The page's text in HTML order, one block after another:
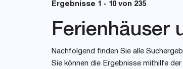
Ergebnisse 1 - 10 von 235
Ferienhäuser
Nachfolgend finden Sie alle
Sie können die Ergebnisse mithilfe